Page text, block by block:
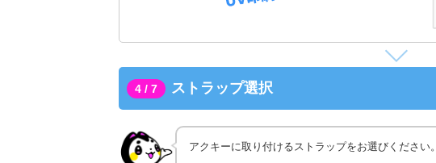
4 / 7 ストラップ選択
アクキーに取り付けるストラップをお選びください。